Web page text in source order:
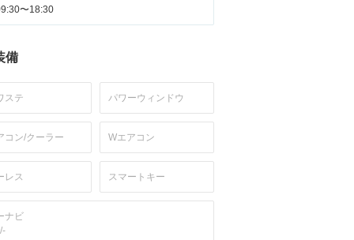
〜18:30
備
ステ パワーウィンドウ
コン/クーラー Wエアコン
レス スマートキー
ナビ